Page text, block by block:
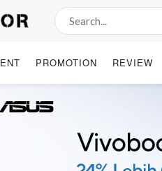
PROMOTION REVIEW